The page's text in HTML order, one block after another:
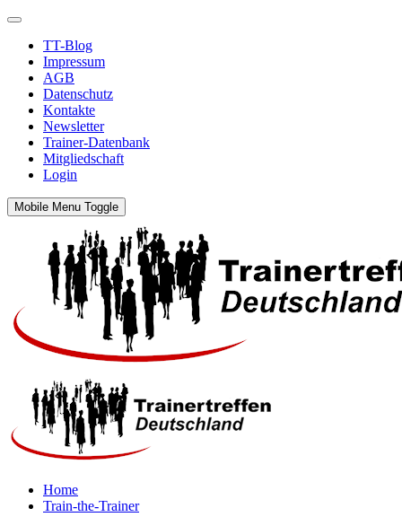
TT-Blog
Impressum
AGB
Datenschutz
Kontakte
Newsletter
Trainer-Datenbank
Mitgliedschaft
Login
Mobile Menu Toggle
Home
Train-the-Trainer